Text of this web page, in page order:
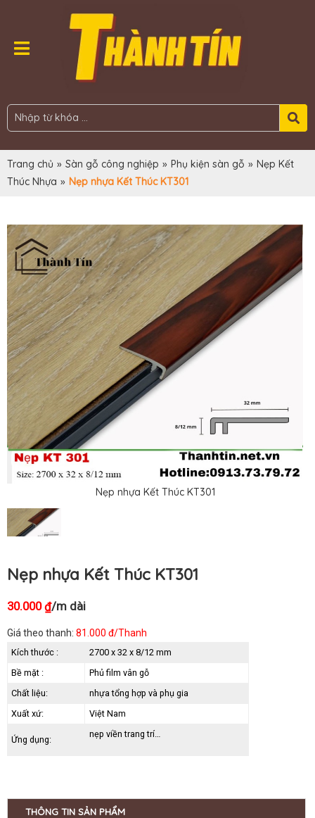
Trang chủ » Sàn gỗ công nghiệp » Phụ kiện sàn gỗ » Nẹp Kết
Thúc Nhựa » Nẹp nhựa Kết Thúc KT301
Nẹp nhựa Kết Thúc KT301
Nẹp nhựa Kết Thúc KT301
30.000₫/m dài
Giá theo thanh: 81.000 đ/Thanh
Kích thước :
2700 x 32 x 8/12 mm
Bề mặt :
Phủ film vân gỗ
Chất liệu:
nhựa tổng hợp và phụ gia
Xuất xứ:
Việt Nam
Ứng dụng:
nẹp viền trang trí…
THÔNG TIN SẢN PHẨM